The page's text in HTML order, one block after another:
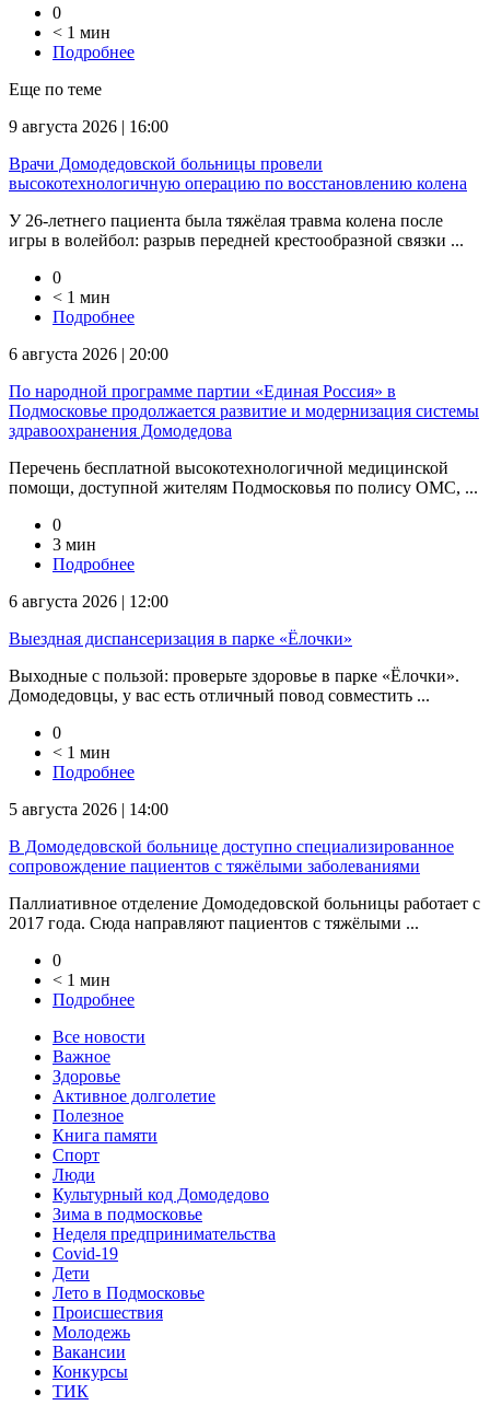
0
< 1 мин
Подробнее
Еще по теме
9 августа 2026 | 16:00
Врачи Домодедовской больницы провели
высокотехнологичную операцию по восстановлению колена
У 26-летнего пациента была тяжёлая травма колена после
игры в волейбол: разрыв передней крестообразной связки ...
0
< 1 мин
Подробнее
6 августа 2026 | 20:00
По народной программе партии «Единая Россия» в
Подмосковье продолжается развитие и модернизация системы
здравоохранения Домодедова
Перечень бесплатной высокотехнологичной медицинской
помощи, доступной жителям Подмосковья по полису ОМС, ...
0
3 мин
Подробнее
6 августа 2026 | 12:00
Выездная диспансеризация в парке «Ёлочки»
Выходные с пользой: проверьте здоровье в парке «Ёлочки».
Домодедовцы, у вас есть отличный повод совместить ...
0
< 1 мин
Подробнее
5 августа 2026 | 14:00
В Домодедовской больнице доступно специализированное
сопровождение пациентов с тяжёлыми заболеваниями
Паллиативное отделение Домодедовской больницы работает с
2017 года. Сюда направляют пациентов с тяжёлыми ...
0
< 1 мин
Подробнее
Все новости
Важное
Здоровье
Активное долголетие
Полезное
Книга памяти
Спорт
Люди
Культурный код Домодедово
Зима в подмосковье
Неделя предпринимательства
Covid-19
Дети
Лето в Подмосковье
Происшествия
Молодежь
Вакансии
Конкурсы
ТИК